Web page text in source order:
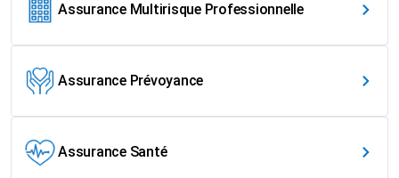
Assurance Multirisque Professionnelle
Assurance Prévoyance
Assurance Santé